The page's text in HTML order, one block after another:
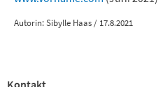
Autorin: Sibylle Haas / 17.8.2021
Kontakt